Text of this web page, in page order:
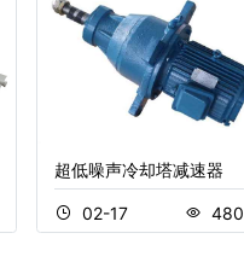
超低噪声冷却塔减速器
02-17 480